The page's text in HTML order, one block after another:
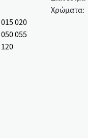
015020
050055
120
Χρώματα: